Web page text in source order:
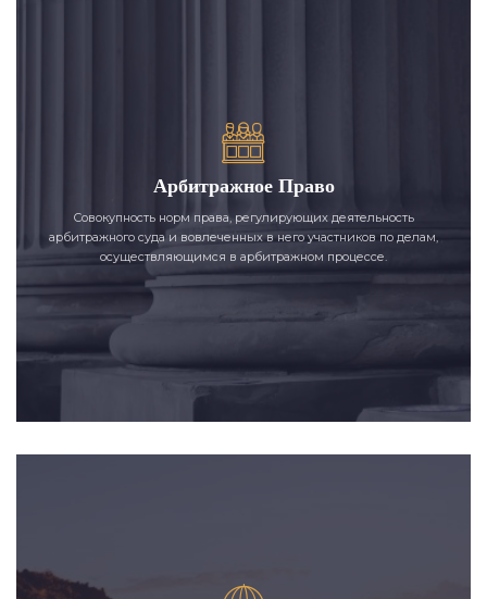
Арбитражное Право
Совокупность норм права, регулирующих деятельность
арбитражного суда и вовлеченных в него участников по делам,
осуществляющимся в арбитражном процессе.